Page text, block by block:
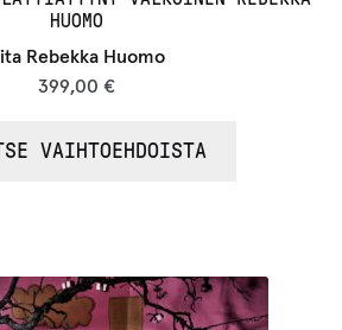
HUOMO
Rebekka Huomo
399,00 €
VAIHTOEHDOISTA